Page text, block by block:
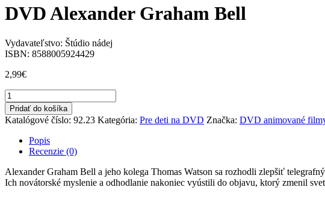
DVD Alexander Graham Bell
Vydavateľstvo: Štúdio nádej
ISBN: 8588005924429
2,99€
množstvo
DVD
Alexander
Graham
Bell
Pridať do košíka
Katalógové číslo: 92.23 Kategória: Pre deti na DVD Značka: DVD animované
Popis
Recenzie (0)
Alexander Graham Bell a jeho kolega Thomas Watson sa rozhodli zlepšiť
Ich novátorské myslenie a odhodlanie nakoniec vyústili do objavu, ktorý zmenil